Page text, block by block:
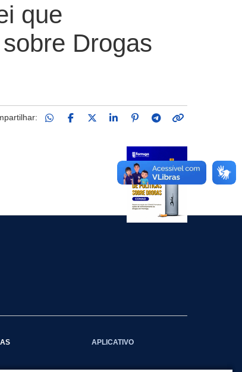
que
Drogas
APLICATIVO